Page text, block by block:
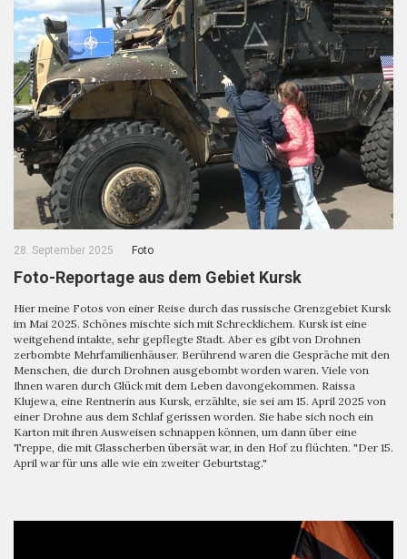
28. September 2025 Foto
Foto-Reportage aus dem Gebiet Kursk
Hier meine Fotos von einer Reise durch das russische Grenzgebiet Kursk
im Mai 2025. Schönes mischte sich mit Schrecklichem. Kursk ist eine
weitgehend intakte, sehr gepflegte Stadt. Aber es gibt von Drohnen
zerbombte Mehrfamilienhäuser. Berührend waren die Gespräche mit den
Menschen, die durch Drohnen ausgebombt worden waren. Viele von
Ihnen waren durch Glück mit dem Leben davongekommen. Raissa
Klujewa, eine Rentnerin aus Kursk, erzählte, sie sei am 15. April 2025 von
einer Drohne aus dem Schlaf gerissen worden. Sie habe sich noch ein
Karton mit ihren Ausweisen schnappen können, um dann über eine
Treppe, die mit Glasscherben übersät war, in den Hof zu flüchten. "Der 15.
April war für uns alle wie ein zweiter Geburtstag."